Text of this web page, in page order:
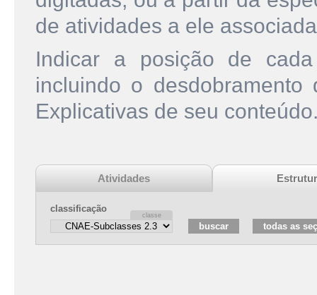
de atividades a ele
Indicar a posição de
incluindo o
Explicativas de seu
Atividades
classificação